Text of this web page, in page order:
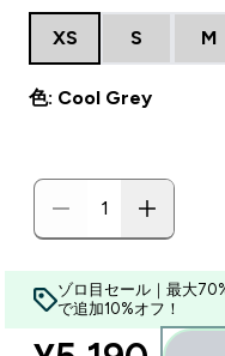
XS S M
色: Cool Grey
ゾロ目セール｜最大
で追加10%オフ！